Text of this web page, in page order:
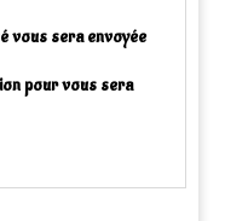
vous sera envoyée
pour vous sera